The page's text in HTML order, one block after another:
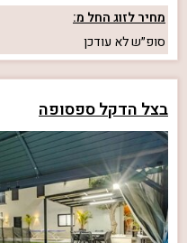
מחיר לזוג החל מ:
סופ״שלא עודכן
בצל הדקל ספסופה